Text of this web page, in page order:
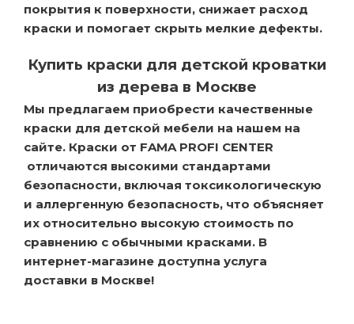
покрытия к поверхности, снижает расход
краски и помогает скрыть мелкие дефекты.
Купить краски для детской кроватки
из дерева в Москве
Мы предлагаем приобрести качественные
краски для детской мебели на нашем на
сайте. Краски от FAMA PROFI CENTER
отличаются высокими стандартами
безопасности, включая токсикологическую
и аллергенную безопасность, что объясняет
их относительно высокую стоимость по
сравнению с обычными красками. В
интернет-магазине доступна услуга
доставки в Москве!